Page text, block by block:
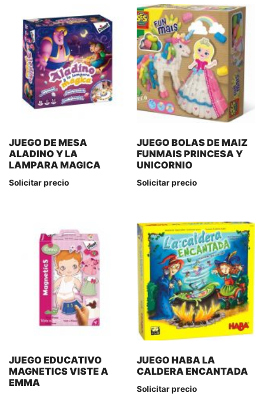
JUEGO DE MESA
ALADINO Y LA
LAMPARA MAGICA
Solicitar precio
JUEGO BOLAS DE MAIZ
FUNMAIS PRINCESA Y
UNICORNIO
Solicitar precio
JUEGO EDUCATIVO
MAGNETICS VISTE A
EMMA
JUEGO HABA LA
CALDERA ENCANTADA
Solicitar precio